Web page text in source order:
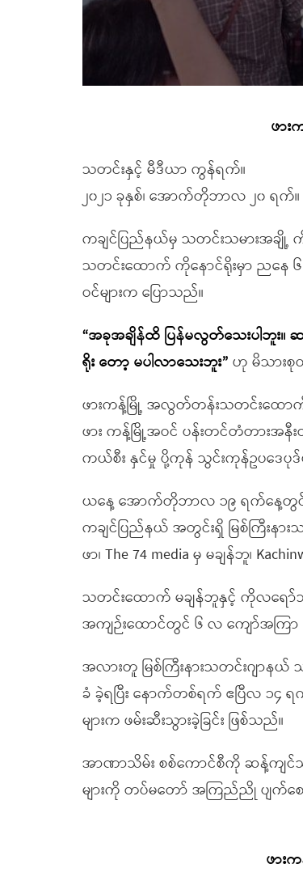
ဖာ
သတင်းနှင့် မီဒီယာ ကွန်ရက်။
၂၀၂၁ ခုနှစ်၊ အောက်တိုဘာလ ၂၀ ရက်။
ကချင်ပြည်နယ်မှ သတင်းသမားအခ
သတင်းထောက် ကိုနောင်ရိုးမှာ ညနေ
ဝင်များက ပြောသည်။
“အခုအချိန်ထိ ပြန်မလွတ်သေးပါဘူး
ရိုး တော့ မပါလာသေးဘူး” ဟု မိသားစု
ဖားကန့်မြို့ အလွတ်တန်းသတင်းထောက်
ဖား ကန့်မြို့အဝင် ပန်းတင်တံတားအနီ
ကယ်စီး နှင်မှု ပို့ကုန် သွင်းကုန်ဥပဒေပုဒ်
ယနေ့ အောက်တိုဘာလ ၁၉ ရက်နေ့တွင်
ကချင်ပြည်နယ် အတွင်းရှိ မြစ်ကြီးနာ
ဖာ၊ The 74 media မှ မချန်ဘူ၊
သတင်းထောက် မချန်ဘူနှင့် ကိုလရော်သ
အကျဉ်းထောင်တွင် ၆ လ ကျော်အကြ
အလားတူ မြစ်ကြီးနားသတင်းဂျာန
ခံ ခဲ့ရပြီး နောက်တစ်ရက် ဧပြီလ ၁၄
များက ဖမ်းဆီးသွားခဲ့ခြင်း ဖြစ်သည်။
အာဏာသိမ်း စစ်ကောင်စီကို ဆန့်ကျင်
များကို တပ်မတော် အကြည်ညို ပျက်စေ
ဖား